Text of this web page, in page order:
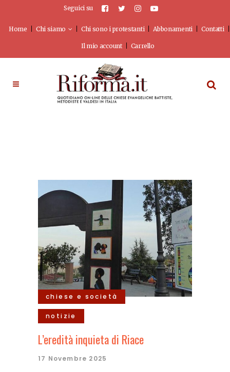
Seguici su
Home Chi siamo Chi sono i protestanti Abbonamenti Contatti
Il mio account Carrello
chiese e società
notizie
L’eredità inquieta di Riace
17 Novembre 2025